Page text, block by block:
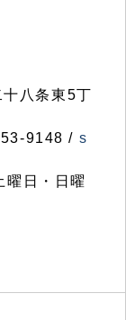
八条東5丁
9148 / s
日・日曜